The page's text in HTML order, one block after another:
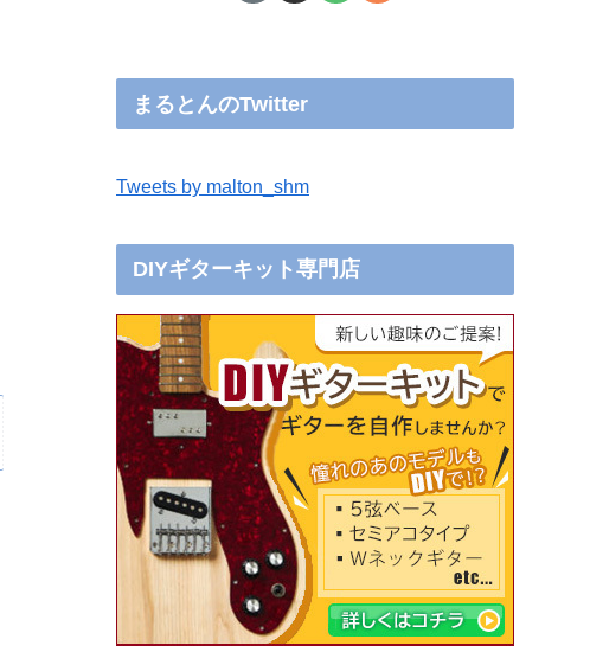
まるとんのTwitter
Tweets by malton_shm
DIYギターキット専門店